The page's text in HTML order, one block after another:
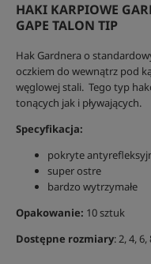
HAKI KARPIOWE
GAPE TALON TIP
Hak Gardnera o
oczkiem do wewnątrz pod
węglowej stali. Tego typ
tonących jak i pływających.
Specyfikacja:
pokryte
super ostre
bardzo wytrzymałe
Opakowanie: 10 sztuk
Dostępne rozmiary: 2, 4, 6,